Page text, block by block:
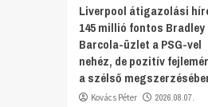
Liverpool átigazolási
145 millió fontos Bradley
Barcola-üzlet a PSG-vel
nehéz, de pozitív
a szélső
Kovács Péter 2026.08.07.